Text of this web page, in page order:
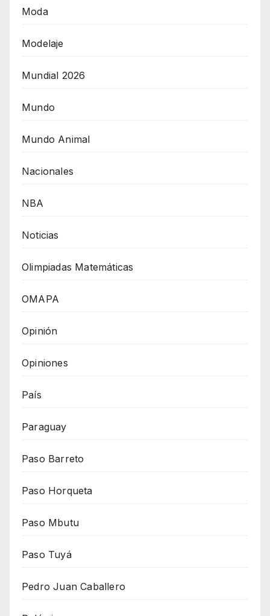
Moda
Modelaje
Mundial 2026
Mundo
Mundo Animal
Nacionales
NBA
Noticias
Olimpiadas Matemáticas
OMAPA
Opinión
Opiniones
País
Paraguay
Paso Barreto
Paso Horqueta
Paso Mbutu
Paso Tuyá
Pedro Juan Caballero